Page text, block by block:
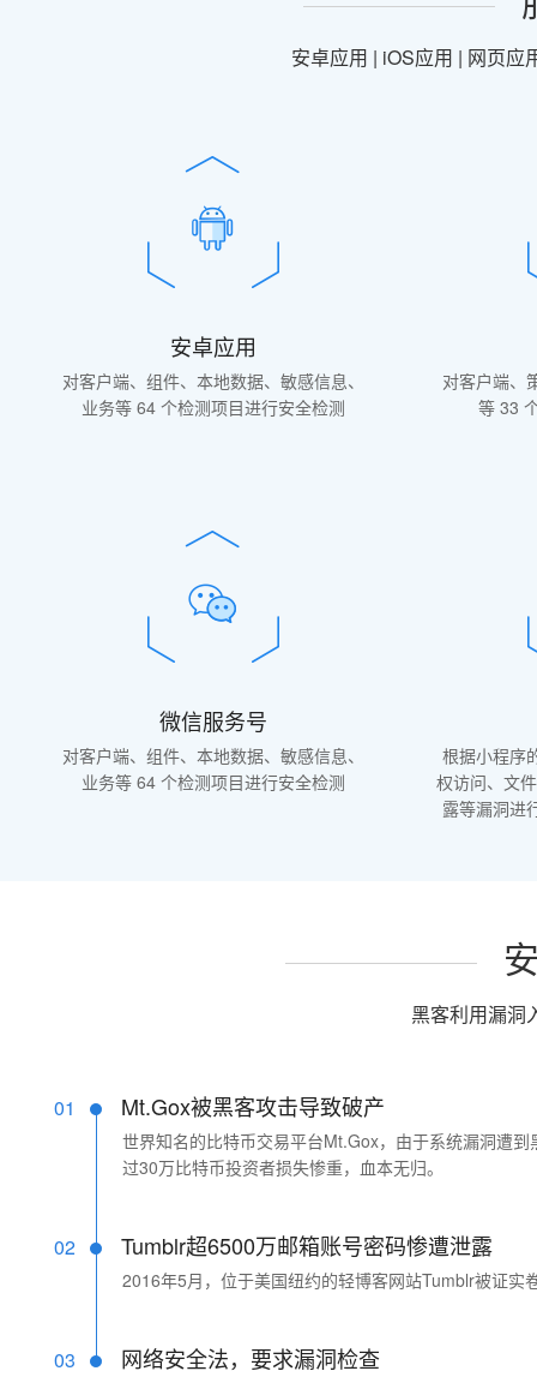
安卓应用 | iOS应用 | 网页应
安卓应用
对客户端、组件、本地数据、敏感信息、
业务等 64 个检测项目进行安全检测
对客户端、
等 33
微信服务号
对客户端、组件、本地数据、敏感信息、
业务等 64 个检测项目进行安全检测
根据小程序
权访问、文
露等漏洞进
黑客利用漏洞
01 Mt.Gox被黑客攻击导致破产
世界知名的比特币交易平台Mt.Gox，由于系统漏洞遭
过30万比特币投资者损失惨重，血本无归。
02 Tumblr超6500万邮箱账号密码惨遭泄露
2016年5月，位于美国纽约的轻博客网站Tumblr被证
03 网络安全法，要求漏洞检查